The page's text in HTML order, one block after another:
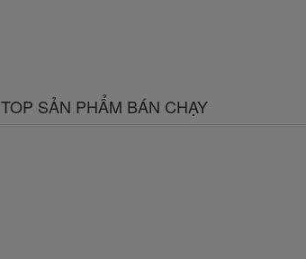
TOP SẢN PHẨM BÁN CHẠY